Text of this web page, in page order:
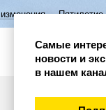
семьи в
Самые
новости и
в нашем